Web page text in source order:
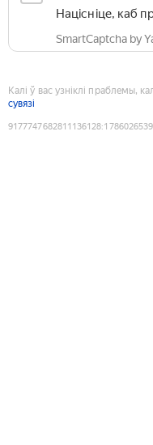
Націсніце, каб
SmartCaptcha by
Калі ў вас узніклі праблемы,
сувязі
9177747682811136128:1786026539